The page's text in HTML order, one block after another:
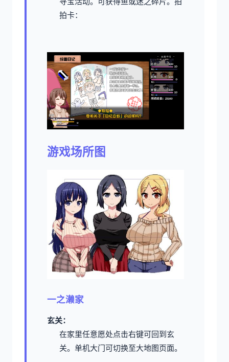
拍卡：
游戏场所图
一之濑家
玄关：
在家里任意愿处点击右键可回到玄
关。 单机大门可切换至大地图页面。